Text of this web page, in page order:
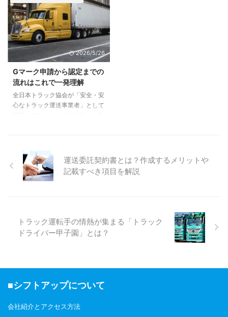
理者等が作成した点呼予定に基づ
いて、運転者が運行管理者等の立
ち会いなしで点呼を実施する制度
です。 自動点呼は、認定機器を
置くだけで始められる制度ではあ
りません。機器・施設・運用体制
の要件を満たす必要があります。
業務後自動点呼と業務前自動点呼
では、確認事項やリスクが異なり
ます。特に業務前は「乗務させて
よいか」の判断に直結します。
2026/5/26
Gマーク申請から認定までの
流れはこれで一発理解
全日本トラック協会が「安全・安
心なトラック運送事業者」として
事では、Gマーク申請から認定ま
での流れと期間、そして認定機関
である安全性評価委員会の審査項
れ Gマークを申請するには一定の
申請資格要件を満たす必要があり
ます。その要件を満たした後、営
運送委託契約書とは？作成するメリットや
記載すべき項目を解説
トラック運転手の情熱が集まる「トラック
ドライバー甲子園」とは？
■シフトアップについて
会社紹介とアクセス方法